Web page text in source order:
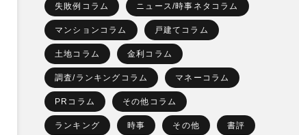
失敗例コラム ニュース/時事ネタコラム
マンションコラム 戸建てコラム
土地コラム 金利コラム
調査/ランキングコラム マネーコラム
PRコラム その他コラム
ランキング 時事 その他 書評